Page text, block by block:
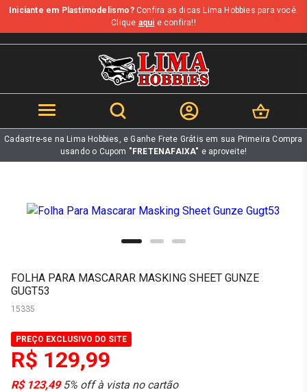
b
Iniciante em Plastimodelismo?Confira as dicas Lima Hobbies para você.
Clique aqui e confira!!
Cadastre-se na Lima Hobbies, e Ganhe Frete Grátis em sua Primeira Compra
usando o Cupom "FRETENAFAIXA" e aproveite!
FOLHA PARA MASCARAR MASKING SHEET GUNZE
GUGT53
15335
PREÇO EXCLUSIVO DO SITE
R$ 129,99
R$ 123,495% off à vista no cartão